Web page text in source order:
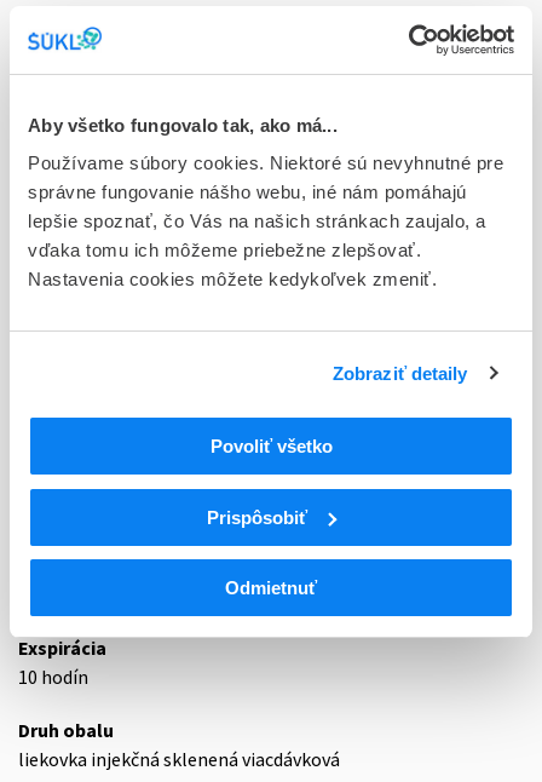
Aby všetko fungovalo tak, ako má...
Používame súbory cookies. Niektoré sú nevyhnutné pre
správne fungovanie nášho webu, iné nám pomáhajú
lepšie spoznať, čo Vás na našich stránkach zaujalo, a
vďaka tomu ich môžeme priebežne zlepšovať.
Nastavenia cookies môžete kedykoľvek zmeniť.
Zobraziť detaily
Povoliť všetko
Prispôsobiť
Odmietnuť
Stav
E - EU registrácia
Typ registračnej procedúry
Európska
Držiteľ, krajina
CURIUM PET France, Francúzsko
Indikačná skupina
V09
Diagnostické rádiofarmaká
Detekcia nádorov
V09IX
Iné diagnostické rádiofarmaká na detekciu
Exspirácia
10 hodín
Druh obalu
liekovka injekčná sklenená viacdávková